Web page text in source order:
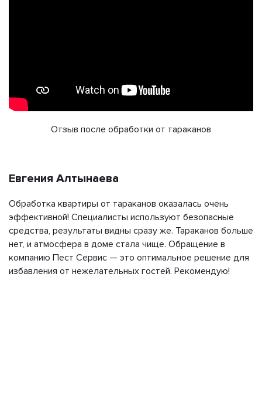
Отзыв после обработки от тараканов
Евгения Алтынаева
Обработка квартиры от тараканов оказалась очень
эффективной! Специалисты используют безопасные
средства, результаты видны сразу же. Тараканов больше
нет, и атмосфера в доме стала чище. Обращение в
компанию Пест Сервис — это оптимальное решение для
избавления от нежелательных гостей. Рекомендую!